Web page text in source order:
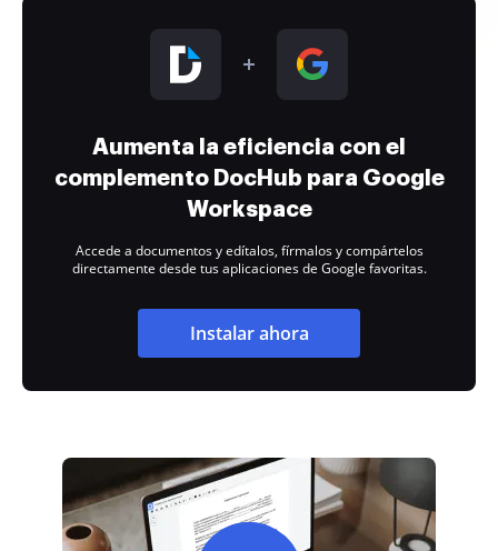
Aumenta la eficiencia con el
complemento DocHub para Google
Workspace
Accede a documentos y edítalos, fírmalos y compártelos
directamente desde tus aplicaciones de Google favoritas.
Instalar ahora